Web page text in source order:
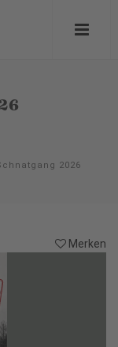
2026
Merken